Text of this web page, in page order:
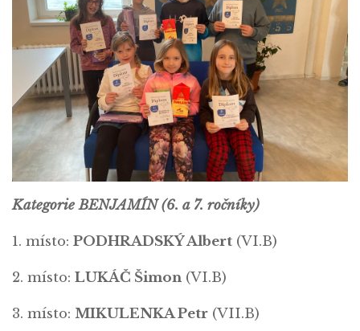
Kategorie BENJAMÍN (6. a 7. ročníky)
1. místo: PODHRADSKÝ Albert (VI.B)
2. místo: LUKÁČ Šimon (VI.B)
3. místo: MIKULENKA Petr (VII.B)